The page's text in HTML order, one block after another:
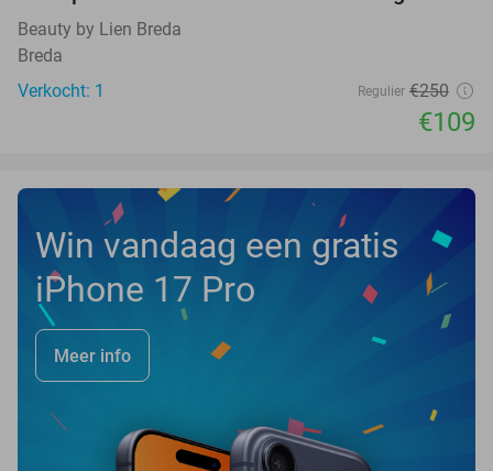
NEW
TODAY
Beauty by Lien Breda
Breda
Verkocht: 1
Regulier €250
€109
Win vandaag een gratis
iPhone 17 Pro
Meer info